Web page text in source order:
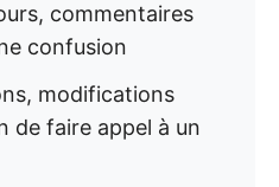
commentaires
confusion
modifications
de faire appel à un